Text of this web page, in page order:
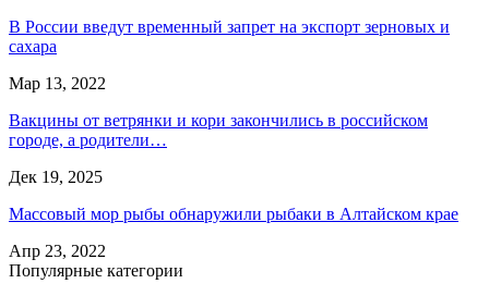
В России введут временный запрет на экспорт зерновых и
сахара
Мар 13, 2022
Вакцины от ветрянки и кори закончились в российском
городе, а родители…
Дек 19, 2025
Массовый мор рыбы обнаружили рыбаки в Алтайском крае
Апр 23, 2022
Популярные категории